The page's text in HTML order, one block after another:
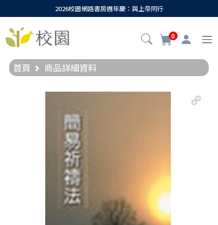
2026校園網路書房週年慶：與上帝同行
0
首頁 商品詳細資料